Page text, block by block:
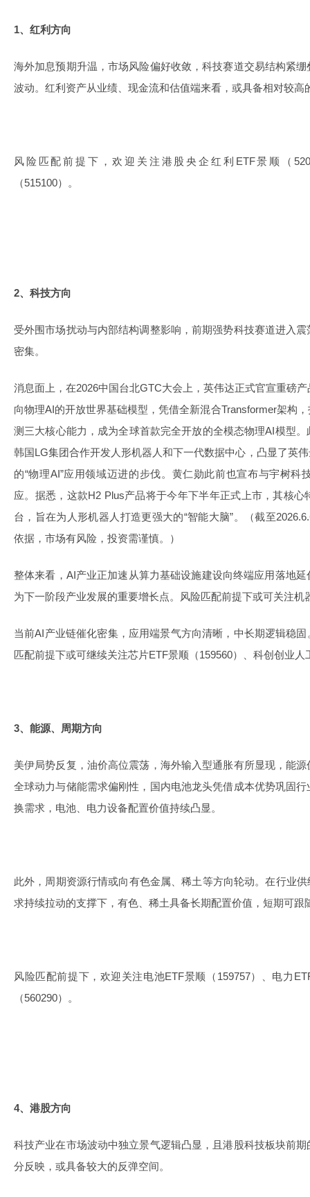
1、红利方向
海外加息预期升温，市场风险偏好收敛，科技赛道交易结构紧
波动。红利资产从业绩、现金流和估值端来看，或具备相对较高
风险匹配前提下，欢迎关注港股央企红利ETF景顺（
（515100）。
2、科技方向
受外围市场扰动与内部结构调整影响，前期强势科技赛道进入
密集。
消息面上，在2026中国台北GTC大会上，英伟达正式官宣重磅
向物理AI的开放世界基础模型，凭借全新混合Transformer架构
测三大核心能力，成为全球首款完全开放的全模态物理AI模型
韩国LG集团合作开发人形机器人和下一代数据中心，凸显了英
的“物理AI”应用领域迈进的步伐。黄仁勋此前也宣布与宇树科
应。据悉，这款H2 Plus产品将于今年下半年正式上市，其核
台，旨在为人形机器人打造更强大的“智能大脑”。（截至
依据，市场有风险，投资需谨慎。）
整体来看，AI产业正加速从算力基础设施建设向终端应用落地
为下一阶段产业发展的重要增长点。风险匹配前提下或可关注机
当前AI产业链催化密集，应用端景气方向清晰，中长期逻辑稳
匹配前提下或可继续关注芯片ETF景顺（159560）、科创创业人
3、能源、周期方向
美伊局势反复，油价高位震荡，海外输入型通胀有所显现，能
全球动力与储能需求偏刚性，国内电池龙头凭借成本优势巩固
换需求，电池、电力设备配置价值持续凸显。
此外，周期资源行情或向有色金属、稀土等方向轮动。在行业
求持续拉动的支撑下，有色、稀土具备长期配置价值，短期可跟
风险匹配前提下，欢迎关注电池ETF景顺（159757）、电力
（560290）。
4、港股方向
科技产业在市场波动中独立景气逻辑凸显，且港股科技板块前
分反映，或具备较大的反弹空间。